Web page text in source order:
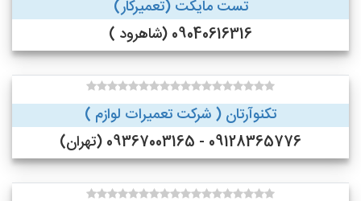
تست مایکت (تعمیرکار)
09040616316 (شاهرود )
تکنوآرتان ( شرکت تعمیرات لوازم )
09128365776 - 09367003165 (تهران)